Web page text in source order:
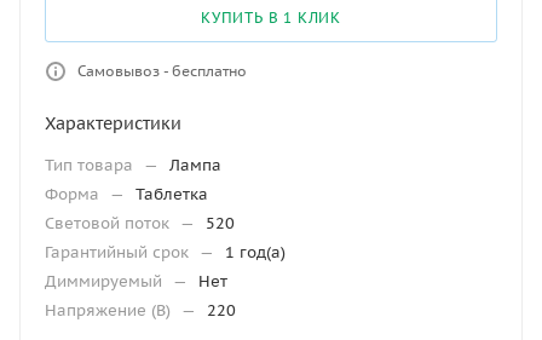
КУПИТЬ В 1 КЛИК
Самовывоз - бесплатно
Характеристики
Тип товара —
Лампа
Форма
—
Таблетка
Световой поток —
520
Гарантийный срок —
1 год(а)
Диммируeмый
—
Нет
Напряжение (В)
— 220